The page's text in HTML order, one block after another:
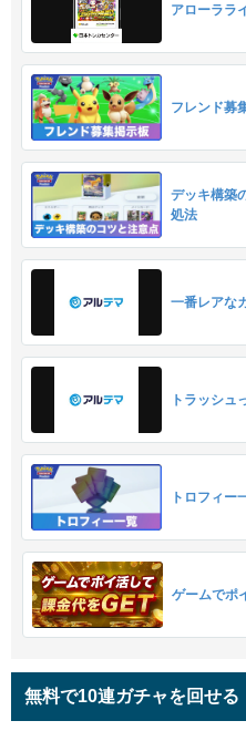
アローララ
フレンド募
デッキ構築
処法
一番レアな
トラッシュ
トロフィー
ゲームでポ
無料で10連ガチャを回せる